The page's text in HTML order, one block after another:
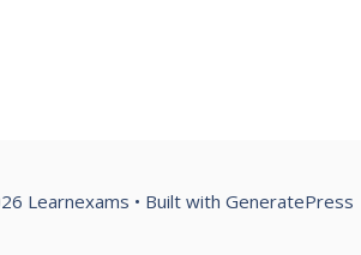
Learnexams • Built with GeneratePress